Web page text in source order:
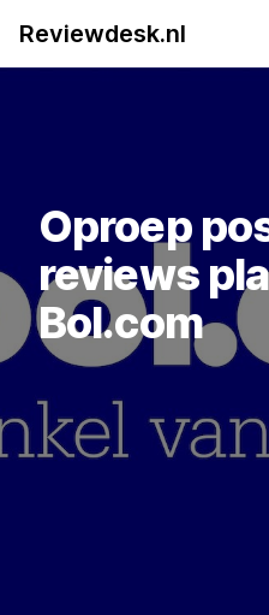
Reviewdesk.nl
Oproep
reviews
Bol.com